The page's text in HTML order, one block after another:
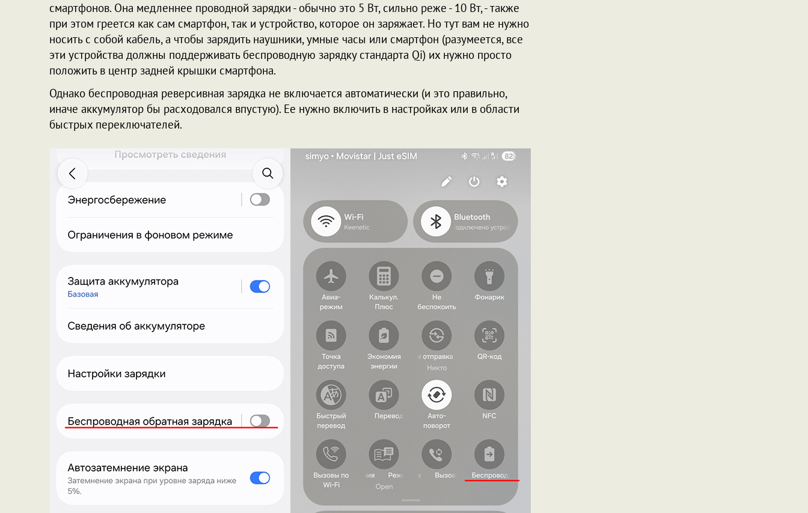
смартфонов. Она медленнее проводной зарядки - обычно это 5 Вт, сильно реже - 10 Вт, - также
при этом греется как сам смартфон, так и устройство, которое он заряжает. Но тут вам не нужно
носить с собой кабель, а чтобы зарядить наушники, умные часы или смартфон (разумеется, все
эти устройства должны поддерживать беспроводную зарядку стандарта Qi) их нужно просто
положить в центр задней крышки смартфона.
Однако беспроводная реверсивная зарядка не включается автоматически (и это правильно,
иначе аккумулятор бы расходовался впустую). Ее нужно включить в настройках или в области
быстрых переключателей.